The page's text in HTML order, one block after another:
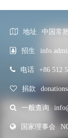
地址 中国常
招生
电话 +86 512
捐款
一般查询
国家理事会